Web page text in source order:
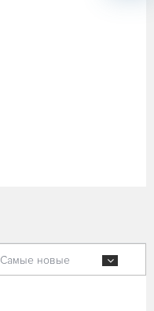
Самые новые